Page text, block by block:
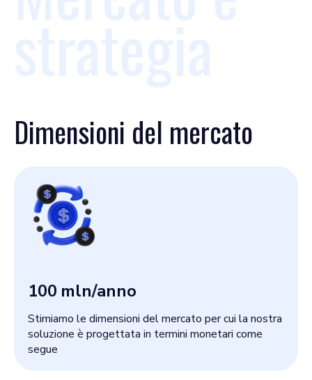
Dimensioni del mercato
100 mln/anno
Stimiamo le dimensioni del mercato per cui la nostra
soluzione è progettata in termini monetari come
segue